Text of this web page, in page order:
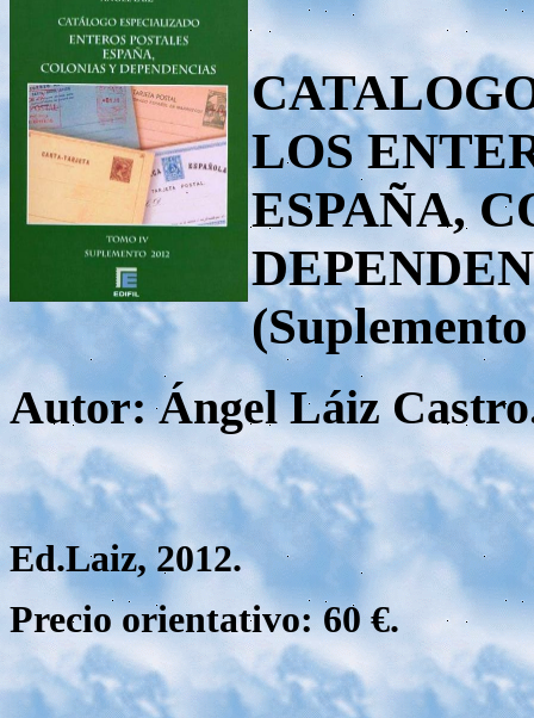
LOS
ESPAÑA,
Autor: Ángel Láiz
Ed.Laiz, 2012.
Precio orientativo: 60 €.